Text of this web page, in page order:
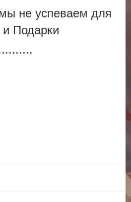
не успеваем для
Подарки